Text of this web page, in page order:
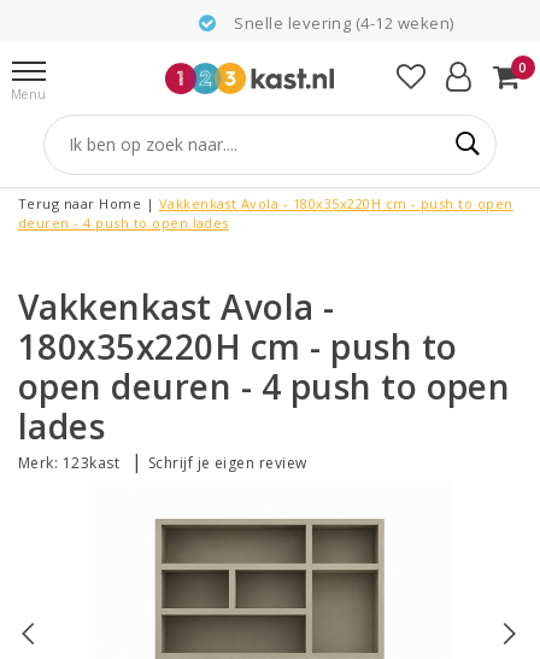
Snelle levering (4-12 weken)
Menu
0
Terug naar Home | Vakkenkast Avola - 180x35x220H cm - push to open
deuren - 4 push to open lades
Vakkenkast Avola -
180x35x220H cm - push to
open deuren - 4 push to open
lades
Merk: 123kast | Schrijf je eigen review